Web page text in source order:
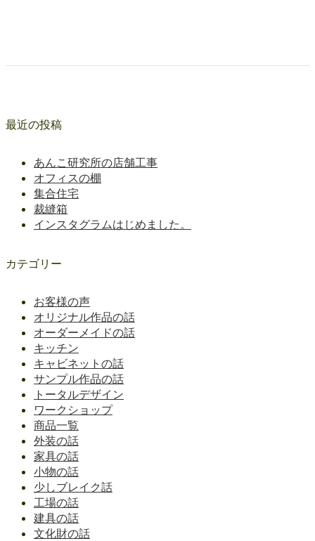
最近の投稿
あんこ研究所の店舗工事
オフィスの棚
集合住宅
裁縫箱
インスタグラムはじめました。
カテゴリー
お客様の声
オリジナル作品の話
オーダーメイドの話
キッチン
キャビネットの話
サンプル作品の話
トータルデザイン
ワークショップ
商品一覧
外装の話
家具の話
小物の話
少しブレイク話
工場の話
建具の話
文化財の話